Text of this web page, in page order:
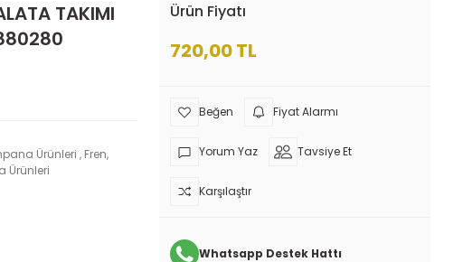
TAKIMI
Ürünleri , Fren,
Ürünleri
Ürün Fiyatı
720,00 TL
Fiyat Alarmı
Yorum Yaz Tavsiye Et
Karşılaştır
Whatsapp Destek Hattı